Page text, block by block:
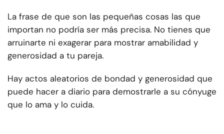
La frase de que son las pequeñas cosas las que
importan no podría ser más precisa. No tienes que
arruinarte ni exagerar para mostrar amabilidad y
generosidad a tu pareja.
Hay actos aleatorios de bondad y generosidad que
puede hacer a diario para demostrarle a su cónyuge
que lo ama y lo cuida.